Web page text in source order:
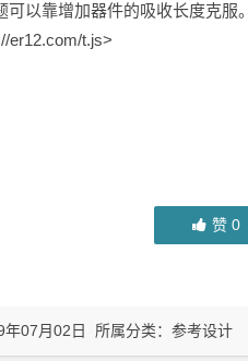
可以靠增加器件的吸收长度克
er12.com/t.js>
赞0
07月02日 所属分类： 参考设计